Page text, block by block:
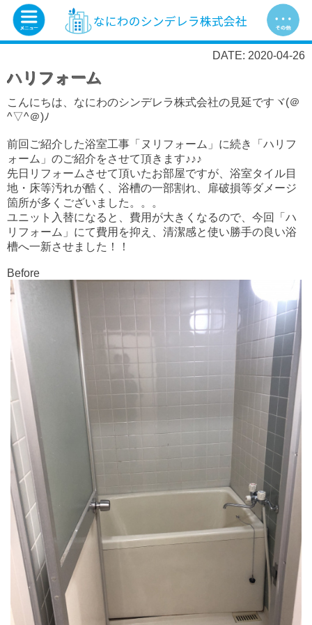
DATE: 2020-04-26
ハリフォーム
こんにちは、なにわのシンデレラ株式会社の見延ですヾ(＠
^▽^＠)ﾉ
前回ご紹介した浴室工事「ヌリフォーム」に続き「ハリフ
ォーム」のご紹介をさせて頂きます♪♪♪
先日リフォームさせて頂いたお部屋ですが、浴室タイル目
地・床等汚れが酷く、浴槽の一部割れ、扉破損等ダメージ
箇所が多くございました。。。
ユニット入替になると、費用が大きくなるので、今回「ハ
リフォーム」にて費用を抑え、清潔感と使い勝手の良い浴
槽へ一新させました！！
Before